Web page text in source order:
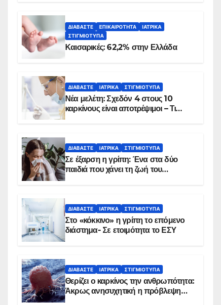
ΔΙΑΒΆΣΤΕ ΕΠΙΚΑΙΡΌΤΗΤΑ
ΙΑΤΡΙΚΆ
ΣΤΙΓΜΙΌΤΥΠΑ
Καισαρικές: 62,2% στην Ελλάδα
ΔΙΑΒΆΣΤΕ ΙΑΤΡΙΚΆ ΣΤΙΓΜΙΌΤΥΠΑ
Νέα μελέτη: Σχεδόν 4 στους 10
καρκίνους είναι αποτρέψιμοι – Τι
ΔΙΑΒΆΣΤΕ ΙΑΤΡΙΚΆ ΣΤΙΓΜΙΌΤΥΠΑ
Σε έξαρση η γρίπη: Ένα στα δύο
παιδιά που χάνει τη ζωή του
ΔΙΑΒΆΣΤΕ ΙΑΤΡΙΚΆ ΣΤΙΓΜΙΌΤΥΠΑ
Στο «κόκκινο» η γρίπη το επόμενο
διάστημα- Σε ετοιμότητα το ΕΣΥ
ΔΙΑΒΆΣΤΕ ΙΑΤΡΙΚΆ ΣΤΙΓΜΙΌΤΥΠΑ
Θερίζει ο καρκίνος την ανθρωπότητα:
Άκρως ανησυχητική η πρόβλεψη…